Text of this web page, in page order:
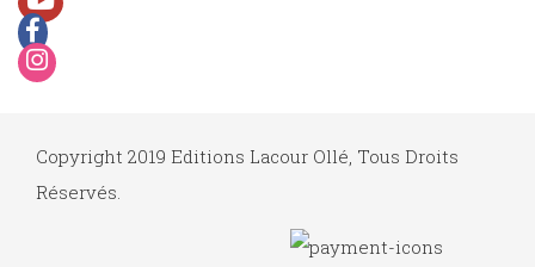
Copyright 2019 Editions Lacour Ollé, Tous Droits
Réservés.